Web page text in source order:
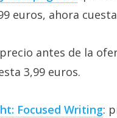
euros, ahora
antes de la
3,99 euros.
Focused Writing: